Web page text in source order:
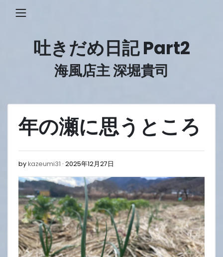
吐きだめ日記 Part2
海風店主 深堀貴司
年の瀬に思うところ
bykazeumi31 2025年12月27日
12
月
27
日